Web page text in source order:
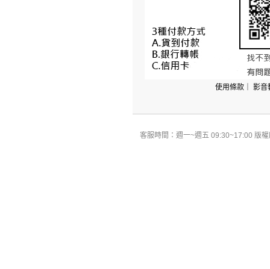
使用條款 影音
客服時間：週一~週五 09:30~17:00 版